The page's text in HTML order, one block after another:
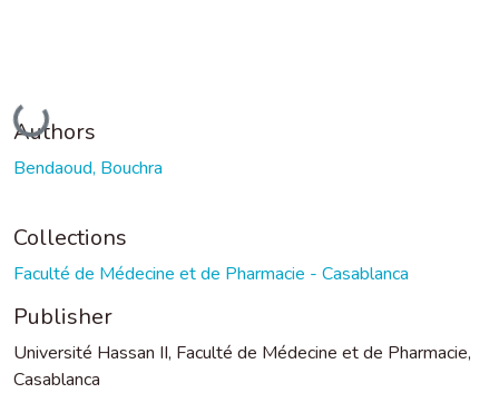
Loading...
Authors
Bendaoud, Bouchra
Collections
Faculté de Médecine et de Pharmacie - Casablanca
Publisher
Université Hassan II, Faculté de Médecine et de Pharmacie,
Casablanca